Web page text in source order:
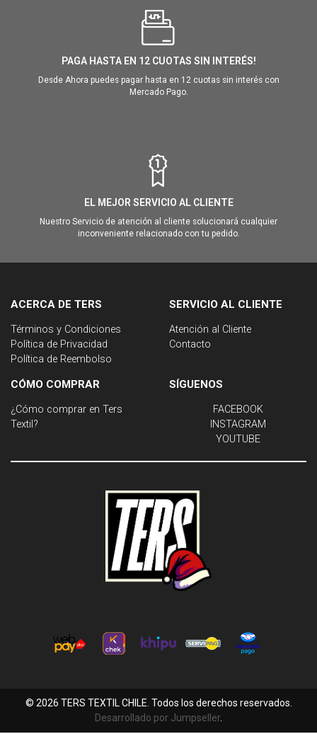
PAGA HASTA EN 12 CUOTAS SIN INTERÉS!
Desde Ahora puedes pagar hasta en 12 cuotas sin interés con
Mercado Pago.
EL MEJOR SERVICIO AL CLIENTE
Nuestro Servicio de atención al cliente solucionará cualquier
inconveniente relacionado con tu pedido.
ACERCA DE TERS
Términos y Condiciones
Política de Privacidad
Política de Reembolso
SERVICIO AL CLIENTE
Atención al Cliente
Contacto
CÓMO COMPRAR
¿Cómo comprar en Ters
Textil?
SÍGUENOS
FACEBOOK
INSTAGRAM
YOUTUBE
© 2026 TERS TEXTIL CHILE. Todos los derechos reservados.
Desarrollado por Jumpseller.